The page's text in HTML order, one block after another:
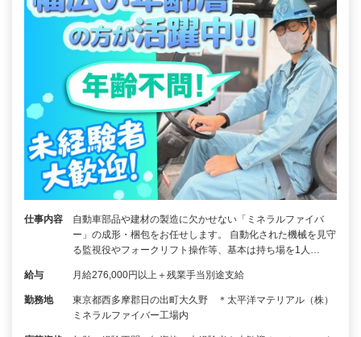
仕事内容
自動車部品や建材の製造に欠かせない「ミネラルファイバ
ー」の成形・梱包をお任せします。 自動化された機械を見守
る監視役やフォークリフト操作等、基本は持ち場を1人…
給与 月給276,000円以上＋残業手当別途支給
勤務地
東京都西多摩郡日の出町大久野 ＊太平洋マテリアル（株）
ミネラルファイバー工場内